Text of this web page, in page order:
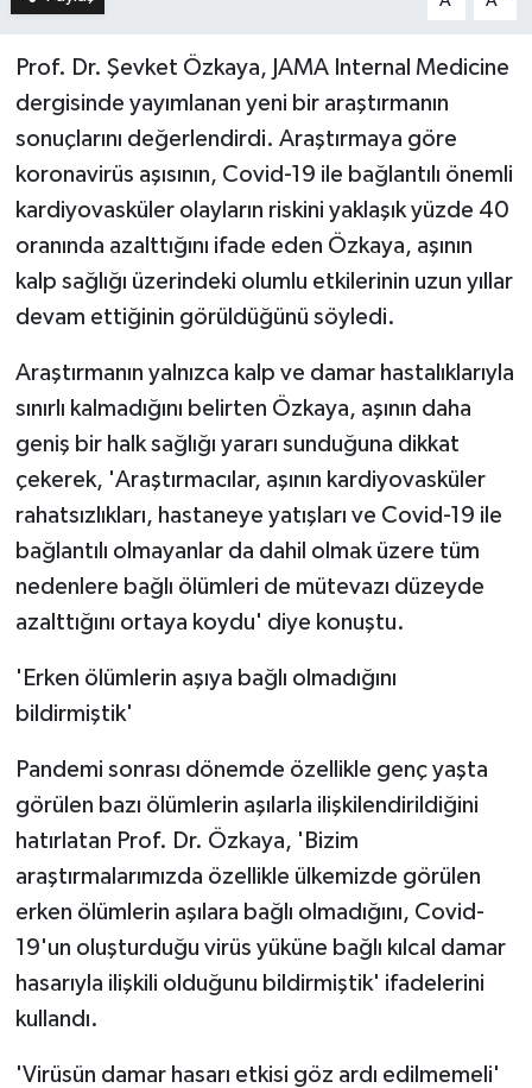
Prof. Dr. Şevket Özkaya, JAMA Internal Medicine
dergisinde yayımlanan yeni bir araştırmanın
sonuçlarını değerlendirdi. Araştırmaya göre
koronavirüs aşısının, Covid-19 ile bağlantılı önemli
kardiyovasküler olayların riskini yaklaşık yüzde 40
oranında azalttığını ifade eden Özkaya, aşının
kalp sağlığı üzerindeki olumlu etkilerinin uzun yıllar
devam ettiğinin görüldüğünü söyledi.
Araştırmanın yalnızca kalp ve damar hastalıklarıyla
sınırlı kalmadığını belirten Özkaya, aşının daha
geniş bir halk sağlığı yararı sunduğuna dikkat
çekerek, 'Araştırmacılar, aşının kardiyovasküler
rahatsızlıkları, hastaneye yatışları ve Covid-19 ile
bağlantılı olmayanlar da dahil olmak üzere tüm
nedenlere bağlı ölümleri de mütevazı düzeyde
azalttığını ortaya koydu' diye konuştu.
'Erken ölümlerin aşıya bağlı olmadığını
bildirmiştik'
Pandemi sonrası dönemde özellikle genç yaşta
görülen bazı ölümlerin aşılarla ilişkilendirildiğini
hatırlatan Prof. Dr. Özkaya, 'Bizim
araştırmalarımızda özellikle ülkemizde görülen
erken ölümlerin aşılara bağlı olmadığını, Covid-
19'un oluşturduğu virüs yüküne bağlı kılcal damar
hasarıyla ilişkili olduğunu bildirmiştik' ifadelerini
kullandı.
'Virüsün damar hasarı etkisi göz ardı edilmemeli'